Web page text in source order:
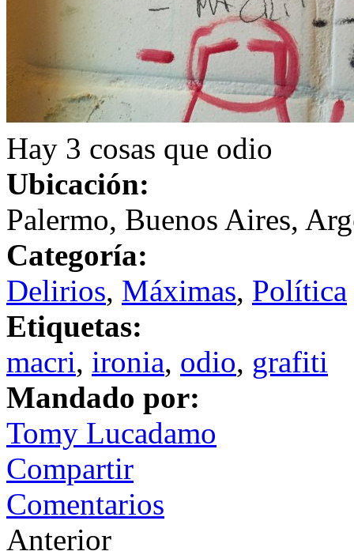
Hay 3 cosas que odio
Ubicación:
Palermo, Buenos Aires,
Categoría:
Delirios, Máximas, Política
Etiquetas:
macri, ironia, odio, grafiti
Mandado por:
Tomy Lucadamo
Compartir
Comentarios
Anterior